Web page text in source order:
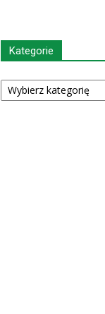
Kategorie
Kategorie